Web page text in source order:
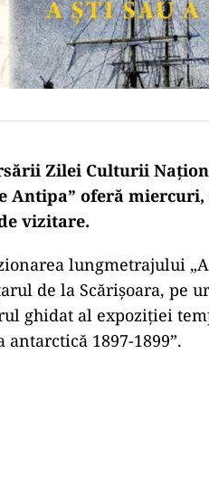
Zilei Culturii
Antipa” oferă
vizitare.
lungmetrajului
de la Scărișoara, pe
ghidat al expoziției
1897-1899”.